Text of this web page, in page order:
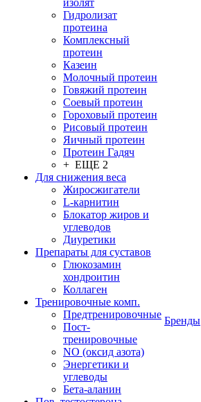
изолят
Гидролизат
протеина
Комплексный
протеин
Казеин
Молочный протеин
Говяжий протеин
Соевый протеин
Гороховый протеин
Рисовый протеин
Яичный протеин
Протеин Гадяч
+ ЕЩЕ 2
Для снижения веса
Жиросжигатели
L-карнитин
Блокатор жиров и
углеводов
Диуретики
Препараты для суставов
Глюкозамин
хондроитин
Коллаген
Тренировочные комп.
Предтренировочные
Пост-
тренировочные
NO (оксид азота)
Энергетики и
углеводы
Бета-аланин
Бренды